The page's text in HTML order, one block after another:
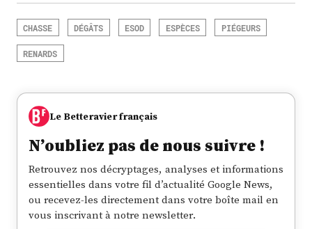
CHASSE DÉGÂTS ESOD ESPÈCES PIÉGEURS
RENARDS
Le Betteravier français
N’oubliez pas de nous suivre !
Retrouvez nos décryptages, analyses et informations
essentielles dans votre fil d’actualité Google News,
ou recevez-les directement dans votre boîte mail en
vous inscrivant à notre newsletter.